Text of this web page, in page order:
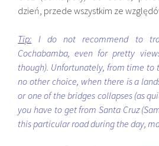
dzień, przede wszystkim ze
Tip: I do not recommend to
Cochabamba, even for pretty
though). Unfortunately, from time to
no other choice, when there is a
or one of the bridges collapses (as
you have to get from Santa Cruz
this particular road during the day,